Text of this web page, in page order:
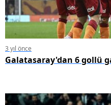
3 yıl önce
Galatasaray'dan 6 gollü